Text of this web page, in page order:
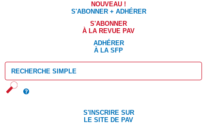
NOUVEAU !
S'ABONNER + ADHÉRER
S'ABONNER
À LA REVUE PAV
ADHÉRER
À LA SFP
S'INSCRIRE SUR
LE SITE DE PAV